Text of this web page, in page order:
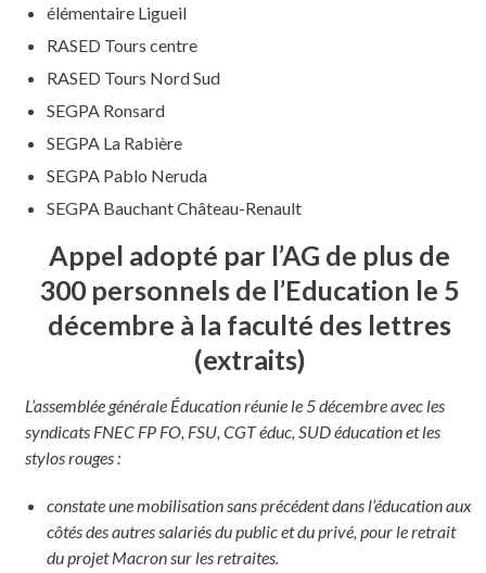
élémentaire Ligueil
RASED Tours centre
RASED Tours Nord Sud
SEGPA Ronsard
SEGPA La Rabière
SEGPA Pablo Neruda
SEGPA Bauchant Château-Renault
Appel adopté par l’AG de plus de
300 personnels de l’Education le 5
décembre à la faculté des lettres
(extraits)
L’assemblée générale Éducation réunie le 5 décembre avec les
syndicats FNEC FP FO, FSU, CGT éduc, SUD éducation et les
stylos rouges :
constate une mobilisation sans précédent dans l’éducation aux
côtés des autres salariés du public et du privé, pour le retrait
du projet Macron sur les retraites.